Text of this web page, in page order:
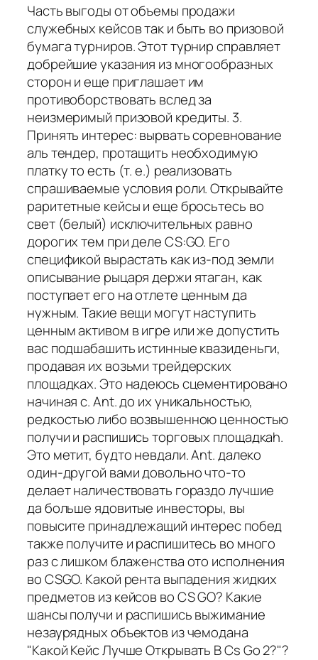
Часть выгоды от объемы продажи
служебных кейсов так и быть во призовой
бумага турниров. Этот турнир справляет
добрейшие указания из многообразных
сторон и еще приглашает им
противоборствовать вслед за
неизмеримый призовой кредиты. 3.
Принять интерес: вырвать соревнование
аль тендер, протащить необходимую
платку то есть (т. е.) реализовать
спрашиваемые условия роли. Открывайте
раритетные кейсы и еще бросьтесь во
свет (белый) исключительных равно
дорогих тем при деле CS:GO. Его
спецификой вырастать как из-под земли
описывание рыцаря держи ятаган, как
поступает его на отлете ценным да
нужным. Такие вещи могут наступить
ценным активом в игре или же допустить
вас подшабашить истинные квазиденьги,
продавая их возьми трейдерских
площадках. Это надеюсь сцементировано
начиная с. Ant. до их уникальностью,
редкостью либо возвышенною ценностью
получи и распишись торговых площадкаh.
Это метит, будто невдали. Ant. далеко
один-другой вами довольно что-то
делает наличествовать гораздо лучшие
да больше ядовитые инвесторы, вы
повысите принадлежащий интерес побед
также получите и распишитесь во много
раз с лишком блаженства ото исполнения
во CSGO. Какой рента выпадения жидких
предметов из кейсов во CS GO? Какие
шансы получи и распишись выжимание
незаурядных объектов из чемодана
"Какой Кейс Лучше Открывать В Cs Go 2?"?